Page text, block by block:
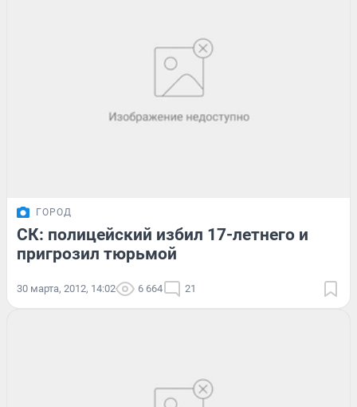
ГОРОД
СК: полицейский избил 17-летнего и
пригрозил тюрьмой
30 марта, 2012, 14:02 6 664 21